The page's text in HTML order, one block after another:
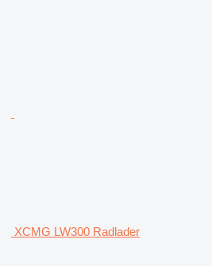
XCMG LW300 Radlader